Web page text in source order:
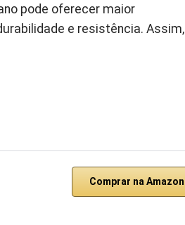
pode oferecer maior
e resistência. Assim,
Comprar na Amazon